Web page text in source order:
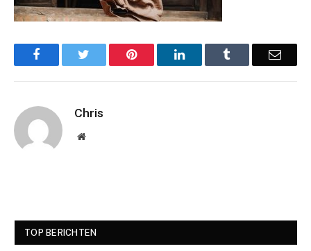
Facebook Pinterest LinkedIn Email
Chris
Website
TOP BERICHTEN